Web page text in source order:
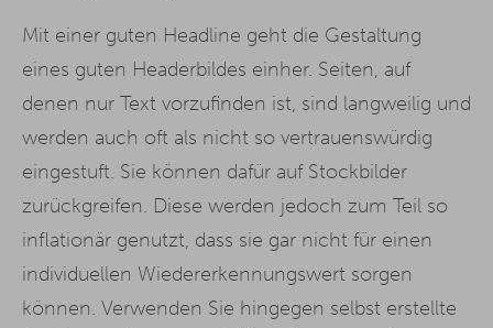
Mit einer guten Headline geht die Gestaltung
eines guten Headerbildes einher. Seiten, auf
denen nur Text vorzufinden ist, sind langweilig und
werden auch oft als nicht so vertrauenswürdig
eingestuft. Sie können dafür auf Stockbilder
zurückgreifen. Diese werden jedoch zum Teil so
inflationär genutzt, dass sie gar nicht für einen
individuellen Wiedererkennungswert sorgen
können. Verwenden Sie hingegen selbst erstellte